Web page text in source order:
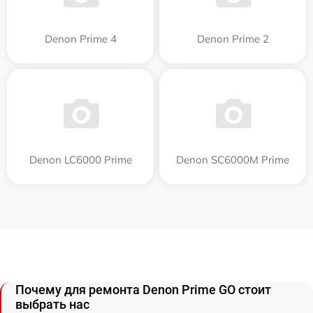
Denon Prime 4 Denon Prime 2
Denon LC6000 Prime Denon SC6000M Prime
Почему для ремонта Denon Prime GO стоит
выбрать нас